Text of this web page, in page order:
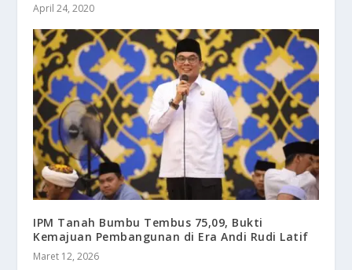
April 24, 2020
IPM Tanah Bumbu Tembus 75,09, Bukti
Kemajuan Pembangunan di Era Andi Rudi Latif
Maret 12, 2026